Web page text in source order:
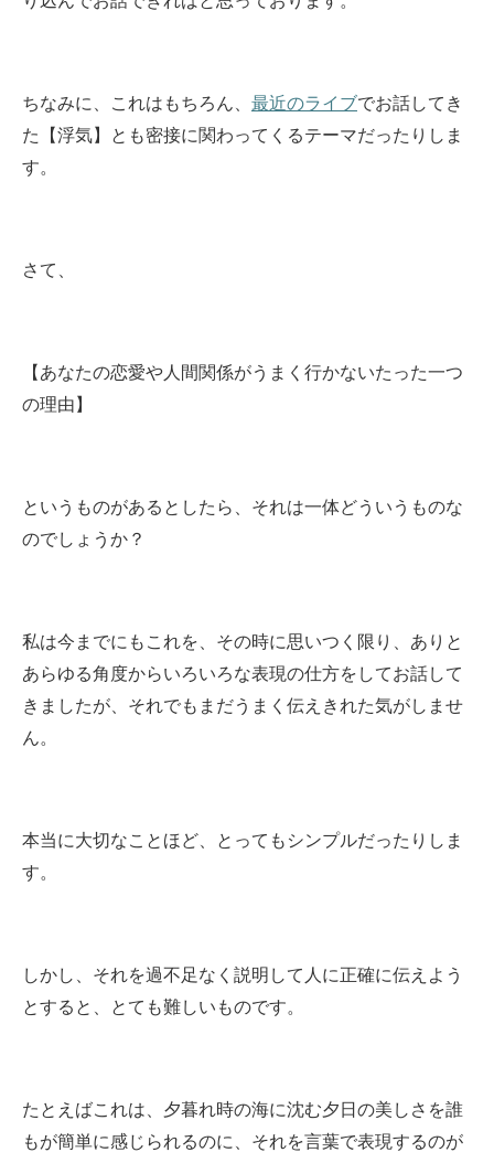
ちなみに、これはもちろん、 最近のライブでお話してき
た【浮気】とも密接に関わってくるテーマだったりしま
す。
さて、
【あなたの恋愛や人間関係がうまく行かないたった一つ
の理由】
というものがあるとしたら、それは一体どういうものな
のでしょうか？
私は今までにもこれを、その時に思いつく限り、ありと
あらゆる角度からいろいろな表現の仕方をしてお話して
きましたが、それでもまだうまく伝えきれた気がしませ
ん。
本当に大切なことほど、とってもシンプルだったりしま
す。
しかし、それを過不足なく説明して人に正確に伝えよう
とすると、とても難しいものです。
たとえばこれは、夕暮れ時の海に沈む夕日の美しさを誰
もが簡単に感じられるのに、それを言葉で表現するのが